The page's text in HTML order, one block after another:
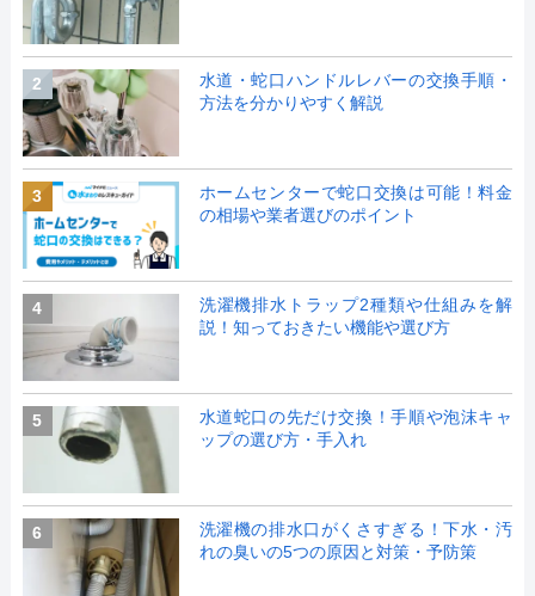
2
水道・蛇口ハンドルレバーの交換手順・
方法を分かりやすく解説
3
ホームセンターで蛇口交換は可能！料金
の相場や業者選びのポイント
4
洗濯機排水トラップ2種類や仕組みを解
説！知っておきたい機能や選び方
5
水道蛇口の先だけ交換！手順や泡沫キャ
ップの選び方・手入れ
6
洗濯機の排水口がくさすぎる！下水・汚
れの臭いの5つの原因と対策・予防策